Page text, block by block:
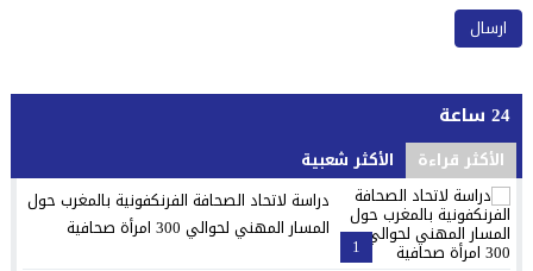
24 ساعة
الأكثر قراءة الأكثر شعبية
1
دراسة لاتحاد الصحافة الفرنكفونية بالمغرب حول
المسار المهني لحوالي 300 امرأة صحافية